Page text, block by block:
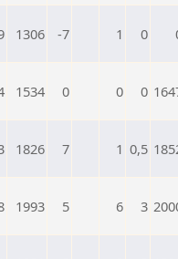
1306 -7 1 0
1534 0 0 0
1826 7 1 0,5
1993 5 6 3